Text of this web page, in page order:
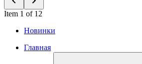
Item 1 of 12
Новинки
Главная